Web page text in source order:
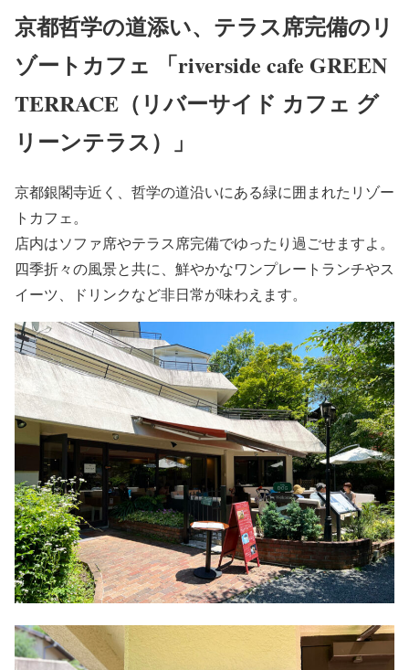
京都哲学の道添い、テラス席完備のリ
ゾートカフェ 「riverside cafe GREEN
TERRACE（リバーサイド カフェ グ
リーンテラス）」
京都銀閣寺近く、哲学の道沿いにある緑に囲まれたリゾー
トカフェ。
店内はソファ席やテラス席完備でゆったり過ごせますよ。
四季折々の風景と共に、鮮やかなワンプレートランチやス
イーツ、ドリンクなど非日常が味わえます。